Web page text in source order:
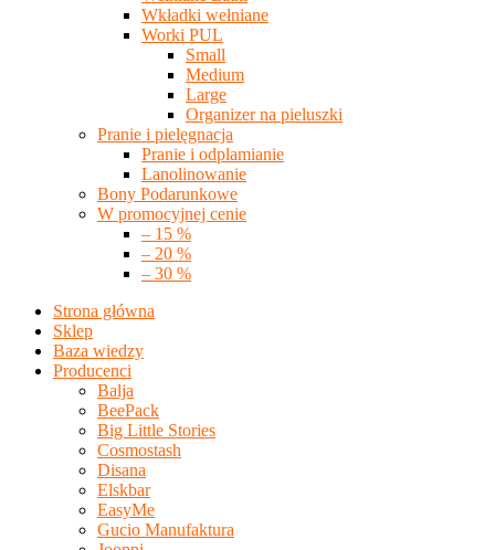
Wkładki wełniane
Worki PUL
Small
Medium
Large
Organizer na pieluszki
Pranie i pielęgnacja
Pranie i odplamianie
Lanolinowanie
Bony Podarunkowe
W promocyjnej cenie
– 15 %
– 20 %
– 30 %
Strona główna
Sklep
Baza wiedzy
Producenci
Balja
BeePack
Big Little Stories
Cosmostash
Disana
Elskbar
EasyMe
Gucio Manufaktura